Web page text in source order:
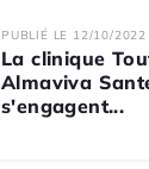
PUBLIÉ LE 12/10/2022
La clinique
Almaviva
s'engagent...